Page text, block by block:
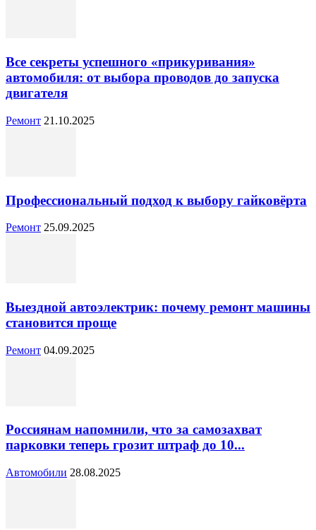
Все секреты успешного «прикуривания»
автомобиля: от выбора проводов до запуска
двигателя
Ремонт 21.10.2025
Профессиональный подход к выбору гайковёрта
Ремонт 25.09.2025
Выездной автоэлектрик: почему ремонт машины
становится проще
Ремонт 04.09.2025
Россиянам напомнили, что за самозахват
парковки теперь грозит штраф до 10...
Автомобили 28.08.2025